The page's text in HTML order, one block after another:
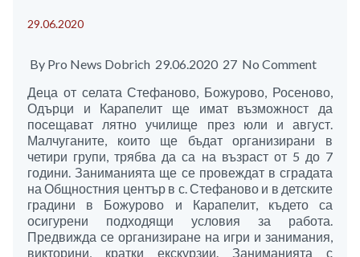
29.06.2020
By Pro News Dobrich 29.06.2020 27 No Comment
Деца от селата Стефаново, Божурово, Росеново,
Одърци и Карапелит ще имат възможност да
посещават лятно училище през юли и август.
Малчуганите, които ще бъдат организирани в
четири групи, трябва да са на възраст от 5 до 7
години. Заниманията ще се провеждат в сградата
на Общностния център в с. Стефаново и в детските
градини в Божурово и Карапелит, където са
осигурени подходящи условия за работа.
Предвижда се организиране на игри и занимания,
викторини, кратки екскурзии. Заниманията с